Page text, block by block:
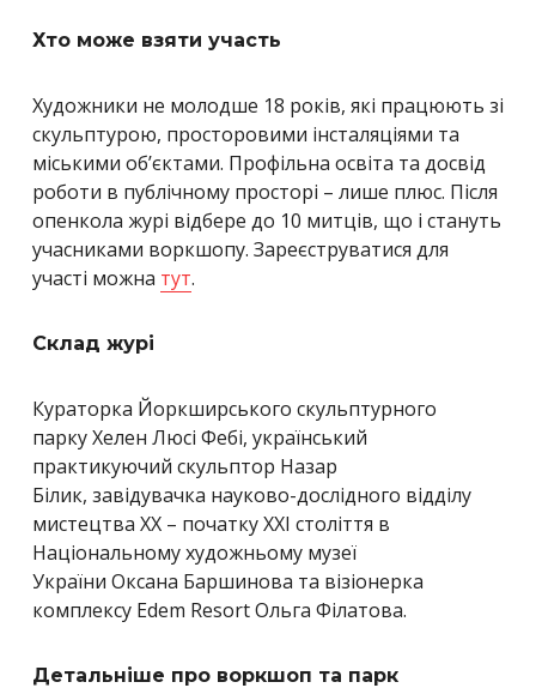
Хто може взяти участь
Художники не молодше 18 років, які працюють зі
скульптурою, просторовими інсталяціями та
міськими об’єктами. Профільна освіта та досвід
роботи в публічному просторі – лише плюс. Після
опенкола журі відбере до 10 митців, що і стануть
учасниками воркшопу. Зареєструватися для
участі можна тут.
Склад журі
Кураторка Йоркширського скульптурного
парку Хелен Люсі Фебі, український
практикуючий скульптор Назар
Білик, завідувачка науково-дослідного відділу
мистецтва ХХ – початку ХХІ століття в
Національному художньому музеї
України Оксана Баршинова та візіонерка
комплексу Edem Resort Ольга Філатова.
Детальніше про воркшоп та парк